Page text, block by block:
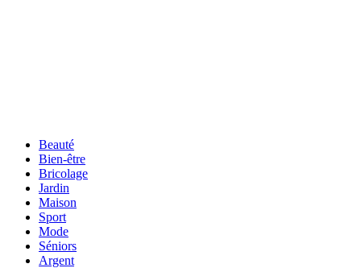
Beauté
Bien-être
Bricolage
Jardin
Maison
Sport
Mode
Séniors
Argent